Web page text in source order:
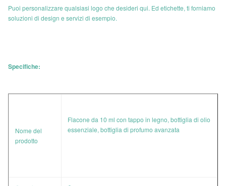
Puoi personalizzare qualsiasi logo che desideri qui. Ed etichette, ti forniamo
soluzioni di design e servizi di esempio.
Specifiche:
Nome del
prodotto
Flacone da 10 ml con tappo in legno, bottiglia di olio
essenziale, bottiglia di profumo avanzata